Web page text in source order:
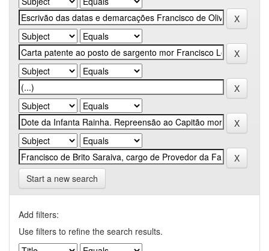
Start a new search
Add filters:
Use filters to refine the search results.